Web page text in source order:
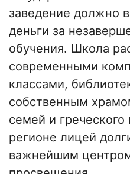
заведение должно
деньги за
обучения. Школа
современными
классами,
собственным
семей и
регионе лицей
важнейшим